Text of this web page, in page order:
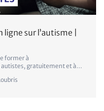
sur l’autisme |
former à
autistes, gratuitement et à